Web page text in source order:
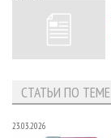
СТАТЬИ ПО ТЕМЕ
23.03.2026